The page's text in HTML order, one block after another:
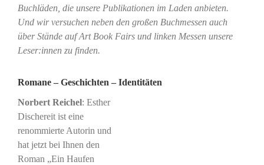
Buchläden, die unsere Publikationen im Laden anbieten.
Und wir versuchen neben den großen Buchmessen auch
über Stände auf Art Book Fairs und linken Messen unsere
Leser:innen zu finden.
Romane – Geschichten – Identitäten
Norbert Reichel: Esther
Dischereit ist eine
renommierte Autorin und
hat jetzt bei Ihnen den
Roman „Ein Haufen